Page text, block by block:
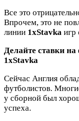
Все это
Впрочем, это не
линии 1xStavka игр
Делайте ставки
1xStavka
Сейчас Англия
футболистов.
у сборной был
успеха.